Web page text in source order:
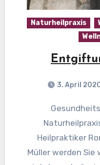
Naturheilpraxis
3. April
Gesundheitstipps aus unserer
Heilpraktiker
Müller werden Sie